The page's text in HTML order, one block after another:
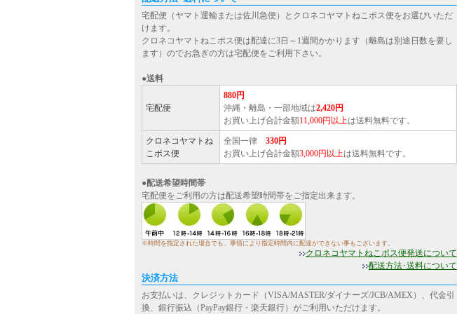
宅配便（ヤマト運輸または佐川急便）とクロネコヤマトねこポス便をお選びいただ
けます。
クロネコヤマトねこポス便は配達に3日～1週間かかります（離島は別途日数を要し
ます）のでお急ぎの方は宅配便をご利用下さい。
●送料
宅配便
880円
沖縄・離島・一部地域は2,420円
お買い上げ合計金額11,000円以上は送料無料です。
クロネコヤマトね
こポス便
全国一律 330円
お買い上げ合計金額3,000円以上は送料無料です。
●配送希望時間帯
宅配便をご利用の方は配送希望時間帯をご指定出来ます。
※時間を指定された場合でも、事情により指定時間内に配達ができない事もございます。
クロネコヤマトねこポス便発送について
配送方法･送料について
決済方法
お支払いは、クレジットカード（VISA/MASTER/ダイナーズ/JCB/AMEX）、代金引
換、銀行振込（PayPay銀行・楽天銀行）がご利用いただけます。